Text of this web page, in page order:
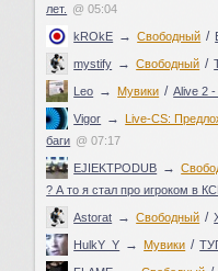
лет.
@ 05:04
kROkE → Свободный /
mystify → Свободный /
Leo → Мувики / Alive 2
Vigor → Live-CS:
баги @ 07:17
EJIEKTPODUB →
? А то я стал про игроком в
Astorat → Свободный /
HulkY_Y → Мувики /